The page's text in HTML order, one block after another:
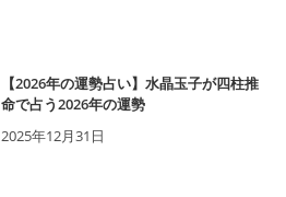
【2026年の運勢占い】水晶玉子が四柱推
命で占う2026年の運勢
2025年12月31日